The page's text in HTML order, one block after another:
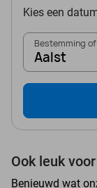
Kies een
Bestemming
Aalst
Ook leuk
Benieuwd wat